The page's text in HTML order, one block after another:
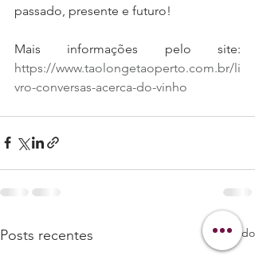
passado, presente e futuro!
https://www.taolongetaoperto.com.br/li
vro-conversas-acerca-do-vinho
Posts recentes Ver tudo